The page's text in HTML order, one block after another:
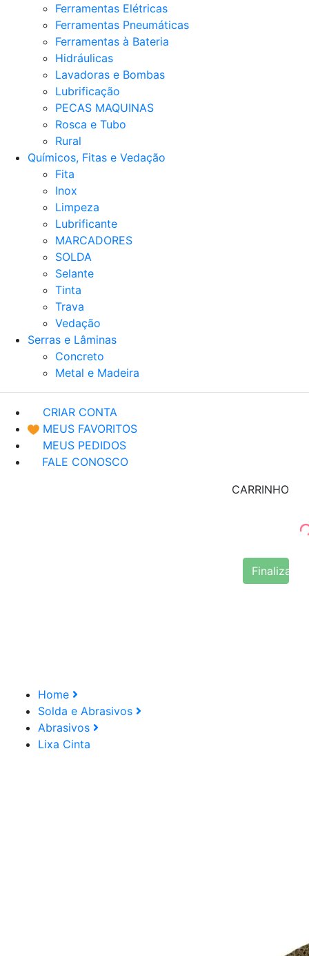
Ferramentas Elétricas
Ferramentas Pneumáticas
Ferramentas à Bateria
Hidráulicas
Lavadoras e Bombas
Lubrificação
PECAS MAQUINAS
Rosca e Tubo
Rural
Químicos, Fitas e Vedação
Fita
Inox
Limpeza
Lubrificante
MARCADORES
SOLDA
Selante
Tinta
Trava
Vedação
Serras e Lâminas
Concreto
Metal e Madeira
CRIAR CONTA
MEUS FAVORITOS
MEUS PEDIDOS
FALE CONOSCO
CARRINHO
Finalizar
Home
Solda e Abrasivos
Abrasivos
Lixa Cinta